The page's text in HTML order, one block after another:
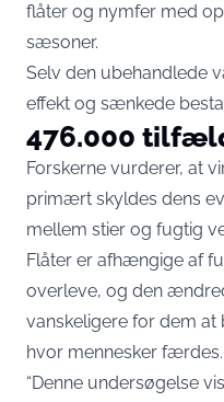
flåter og nymfer med
sæsoner.
Selv den ubehandlede
effekt og sænkede
476.000
Forskerne vurderer, at
primært skyldes dens
mellem stier og fugtig
Flåter er afhængige af
overleve, og den
vanskeligere for dem
hvor mennesker færdes.
“Denne undersøgelse